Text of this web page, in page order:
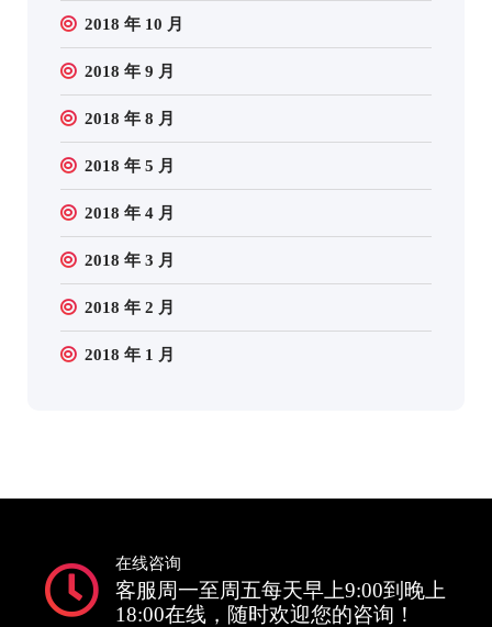
2018 年 10 月
2018 年 9 月
2018 年 8 月
2018 年 5 月
2018 年 4 月
2018 年 3 月
2018 年 2 月
2018 年 1 月
在线咨询
客服周一至周五每天早上9:00到晚上
18:00在线，随时欢迎您的咨询！